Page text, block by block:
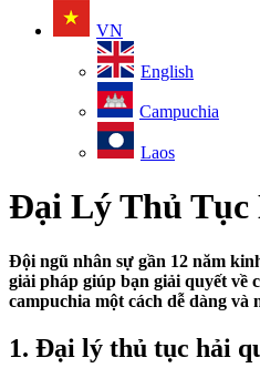
VN
English
Campuchia
Laos
Đại Lý Thủ Tục
Đội ngũ nhân sự gần 12 năm
giải pháp giúp bạn giải quyết về
campuchia một cách dễ dàng và
1. Đại lý thủ tục hải